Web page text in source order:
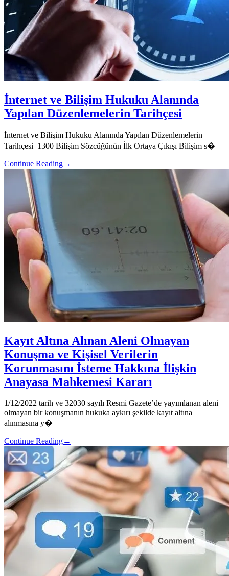
İnternet ve Bilişim Hukuku Alanında
Yapılan Düzenlemelerin Tarihçesi
İnternet ve Bilişim Hukuku Alanında Yapılan Düzenlemelerin
Tarihçesi 1300 Bilişim Sözcüğünün İlk Ortaya Çıkışı Bilişim s�
Continue Reading→
Kayıt Altına Alınan Aleni Olmayan
Konuşma ve Kişisel Verilerin
Korunmasını İsteme Hakkına İlişkin
Anayasa Mahkemesi Kararı
1/12/2022 tarih ve 32030 sayılı Resmi Gazete’de yayımlanan aleni
olmayan bir konuşmanın hukuka aykırı şekilde kayıt altına
alınmasına y�
Continue Reading→